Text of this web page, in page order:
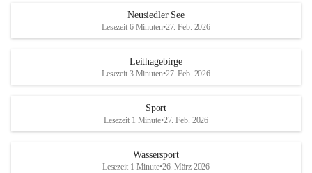
S
und den daraus folgenden wirtschaftlichen
Maßnahmen zur Bekämpfung
Rebe und der Amerikanischen
Anhang VBl. EU Nr. 18
r
S
Neusiedler See
Lesezeit 6 Minuten•27. Feb. 2026
Leithagebirge
Lesezeit 3 Minuten•27. Feb. 2026
Sport
Lesezeit 1 Minute•27. Feb. 2026
Wassersport
Lesezeit 1 Minute•26. März 2026